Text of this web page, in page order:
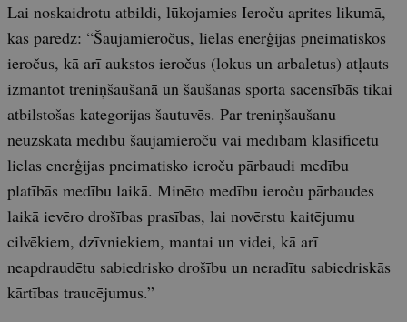
Lai noskaidrotu atbildi, lūkojamies Ieroču aprites likumā,
kas paredz: “Šaujamieročus, lielas enerģijas pneimatiskos
ieročus, kā arī aukstos ieročus (lokus un arbaletus) atļauts
izmantot treniņšaušanā un šaušanas sporta sacensībās tikai
atbilstošas kategorijas šautuvēs. Par treniņšaušanu
neuzskata medību šaujamieroču vai medībām klasificētu
lielas enerģijas pneimatisko ieroču pārbaudi medību
platībās medību laikā. Minēto medību ieroču pārbaudes
laikā ievēro drošības prasības, lai novērstu kaitējumu
cilvēkiem, dzīvniekiem, mantai un videi, kā arī
neapdraudētu sabiedrisko drošību un neradītu sabiedriskās
kārtības traucējumus.”